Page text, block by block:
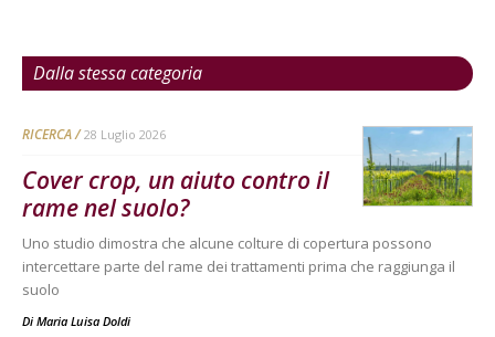
Dalla stessa categoria
RICERCA 28 Luglio 2026
Cover crop, un aiuto contro il
rame nel suolo?
Uno studio dimostra che alcune colture di copertura possono
intercettare parte del rame dei trattamenti prima che raggiunga il
suolo
Di Maria Luisa Doldi